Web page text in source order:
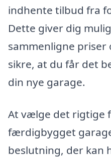
indhente tilbud fra
Dette giver dig
sammenligne
sikre, at du får det
din nye garage.
At vælge det rigtige
færdigbygget
beslutning, der kan